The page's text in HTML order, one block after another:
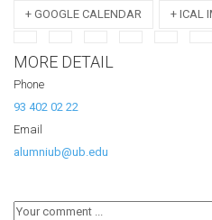
+ GOOGLE CALENDAR + ICAL
MORE DETAIL
Phone
93 402 02 22
Email
alumniub@ub.edu